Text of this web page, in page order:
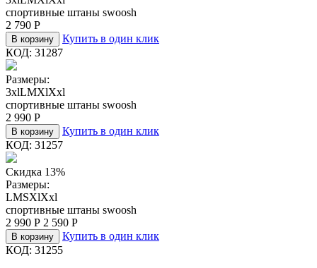
спортивные штаны swoosh
2 790 Р
В корзину
Купить в один клик
КОД: 31287
Размеры:
3xlLMXlXxl
спортивные штаны swoosh
2 990 Р
В корзину
Купить в один клик
КОД: 31257
Скидка 13%
Размеры:
LMSXlXxl
спортивные штаны swoosh
2 990 Р 2 590 Р
В корзину
Купить в один клик
КОД: 31255